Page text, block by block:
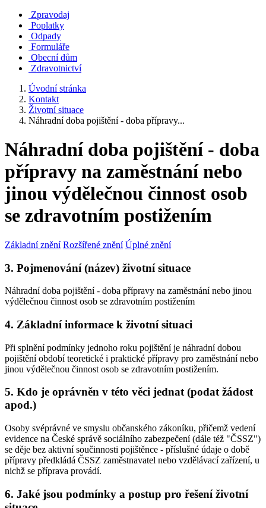
Zpravodaj
Poplatky
Odpady
Formuláře
Obecní dům
Zdravotnictví
Úvodní stránka
Kontakt
Životní situace
Náhradní doba pojištění - doba přípravy...
Náhradní doba pojištění - doba
přípravy na zaměstnání nebo
jinou výdělečnou činnost osob
se zdravotním postižením
Základní znění Rozšířené znění Úplné znění
3. Pojmenování (název) životní situace
Náhradní doba pojištění - doba přípravy na zaměstnání nebo jinou
výdělečnou činnost osob se zdravotním postižením
4. Základní informace k životní situaci
Při splnění podmínky jednoho roku pojištění je náhradní dobou
pojištění období teoretické i praktické přípravy pro zaměstnání nebo
jinou výdělečnou činnost osob se zdravotním postižením.
5. Kdo je oprávněn v této věci jednat (podat žádost
apod.)
Osoby svéprávné ve smyslu občanského zákoníku, přičemž vedení
evidence na České správě sociálního zabezpečení (dále též "ČSSZ")
se děje bez aktivní součinnosti pojištěnce - příslušné údaje o době
přípravy předkládá ČSSZ zaměstnavatel nebo vzdělávací zařízení, u
nichž se příprava provádí.
6. Jaké jsou podmínky a postup pro řešení životní